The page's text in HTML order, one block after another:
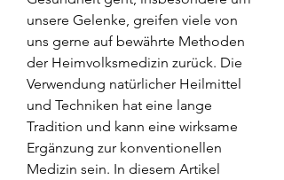
unsere Gelenke, greifen viele von
uns gerne auf bewährte Methoden
der Heimvolksmedizin zurück. Die
Verwendung natürlicher Heilmittel
und Techniken hat eine lange
Tradition und kann eine wirksame
Ergänzung zur konventionellen
Medizin sein. In diesem Artikel